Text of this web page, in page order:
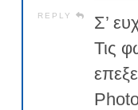
REPLY
Σ’
Τις